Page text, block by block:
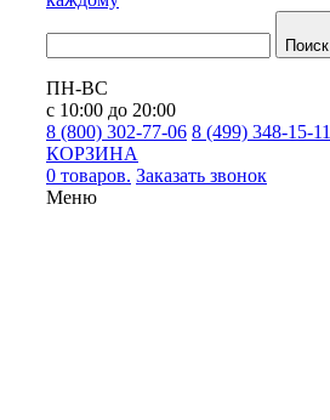
Поиск
ПН-ВС
с 10:00 до 20:00
8 (800) 302-77-06 8 (499) 348-15-11
КОРЗИНА
0 товаров. Заказать звонок
Меню